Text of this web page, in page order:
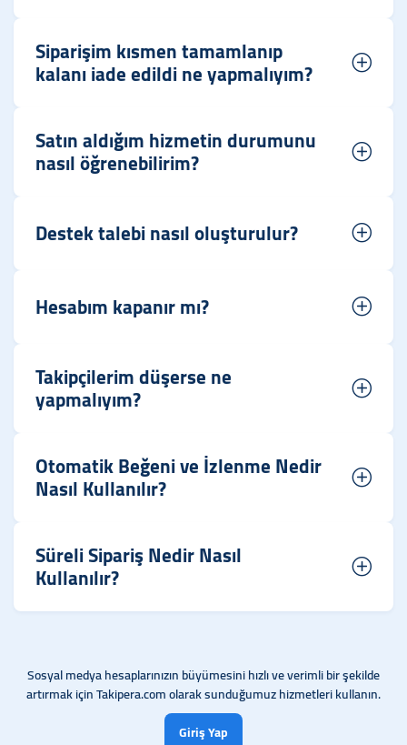
Siparişim kısmen tamamlanıp
kalanı iade edildi ne yapmalıyım?
Satın aldığım hizmetin durumunu
nasıl öğrenebilirim?
Destek talebi nasıl oluşturulur?
Hesabım kapanır mı?
Takipçilerim düşerse ne
yapmalıyım?
Otomatik Beğeni ve İzlenme Nedir
Nasıl Kullanılır?
Süreli Sipariş Nedir Nasıl
Kullanılır?
Sosyal medya hesaplarınızın büyümesini hızlı ve verimli bir şekilde
artırmak için Takipera.com olarak sunduğumuz hizmetleri kullanın.
Giriş Yap